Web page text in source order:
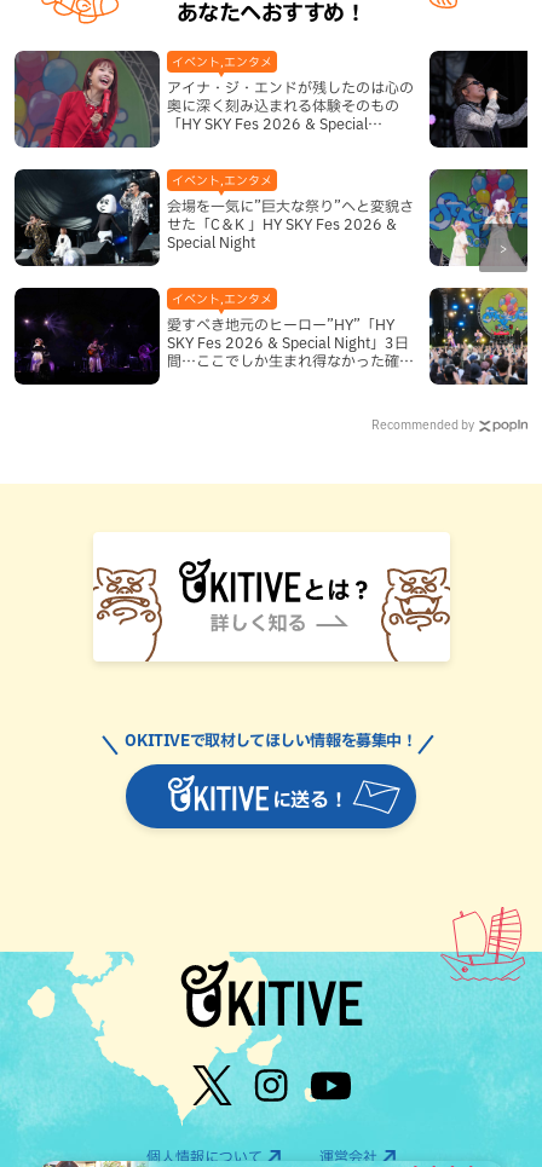
あなたへおすすめ！
アイナ・ジ・エンドが残したのは心の
奥に深く刻み込まれる体験そのもの
「HY SKY Fes 2026 & Special
イベント,エンタメ
会場を一気に”巨大な祭り”へと変貌さ
せた「C＆K 」HY SKY Fes 2026 &
Special Night
イベント,エンタメ
愛すべき地元のヒーロー”HY”「HY
SKY Fes 2026 & Special Night」3日
間…ここでしか生まれ得なかった確か
イベント,エンタメ
Recommended by
に送る！
OKITIVEで取材してほしい情報を募集中！
個人情報について 運営会社